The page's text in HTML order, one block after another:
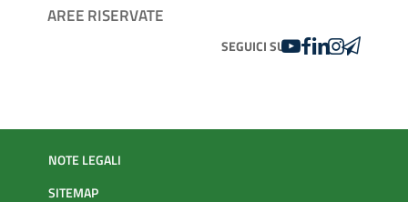
AREE RISERVATE
SEGUICI SUYOUTUBE
FACEBOOK
LINKEDIN
INSTAGRAM
NOTE LEGALI
SITEMAP